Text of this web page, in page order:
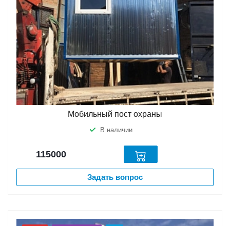
Мобильный пост охраны
В наличии
115000
Задать вопрос